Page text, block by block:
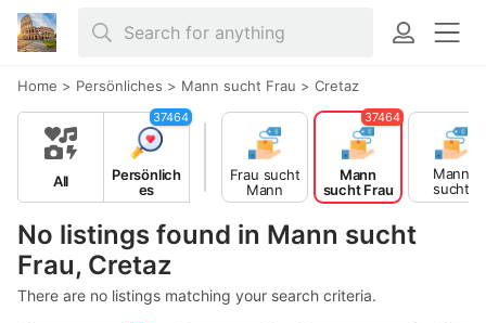
Home > Persönliches > Mann sucht Frau > Cretaz
No listings found in Mann sucht
Frau, Cretaz
There are no listings matching your search criteria.
All
Persönlich
es
37464
Frau sucht
Mann
Mann
sucht Frau
37464
Mann
sucht
Mann